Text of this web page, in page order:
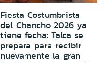
Fiesta Costumbrista
del Chancho 2026 ya
tiene fecha: Talca se
prepara para recibir
nuevamente la gran